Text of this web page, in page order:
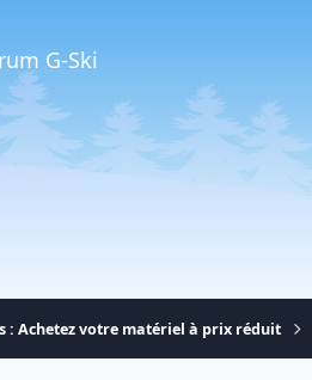
G-Ski
: Achetez votre matériel à prix réduit